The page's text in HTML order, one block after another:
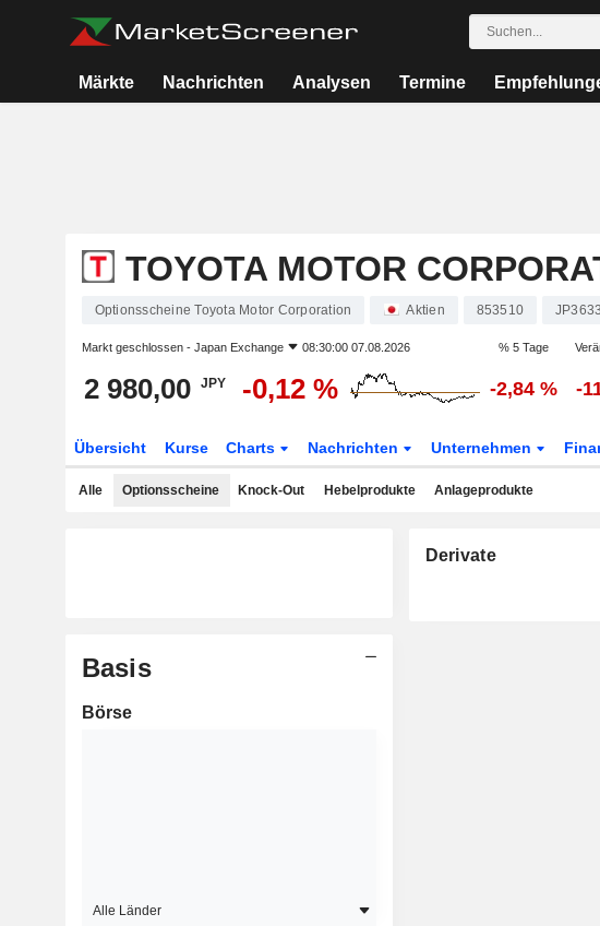
Märkte Nachrichten Analysen Termine
TOYOTA MOTOR
Optionsscheine Toyota Motor Corporation Aktien 853510
Markt geschlossen - Japan Exchange 08:30:00 07.08.2026 % 5 Tage
2 980,00 JPY -0,12 % -2,84 % -
Übersicht Kurse Charts Nachrichten Unternehmen
Alle Optionsscheine Knock-Out Hebelprodukte Anlageprodukte
Basis
Börse
Alle Länder
Derivate